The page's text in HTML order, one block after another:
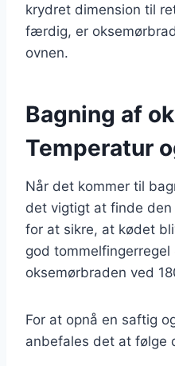
krydret dimension til
færdig, er
ovnen.
Bagning af
Temperatur
Når det kommer til
det vigtigt at finde
for at sikre, at kødet
god tommelfingerregel
oksemørbraden ved
For at opnå en saftig
anbefales det at følge